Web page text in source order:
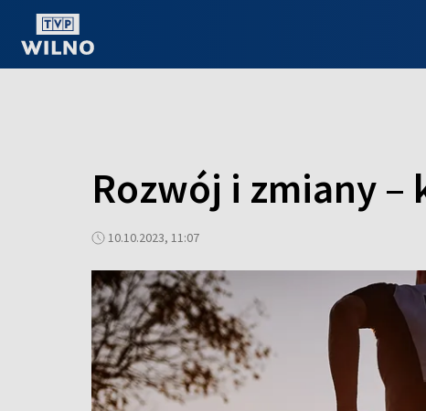
Rozwój i zmiany
10.10.2023, 11:07